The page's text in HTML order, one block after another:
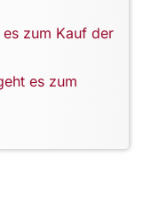
zum Kauf der
es zum